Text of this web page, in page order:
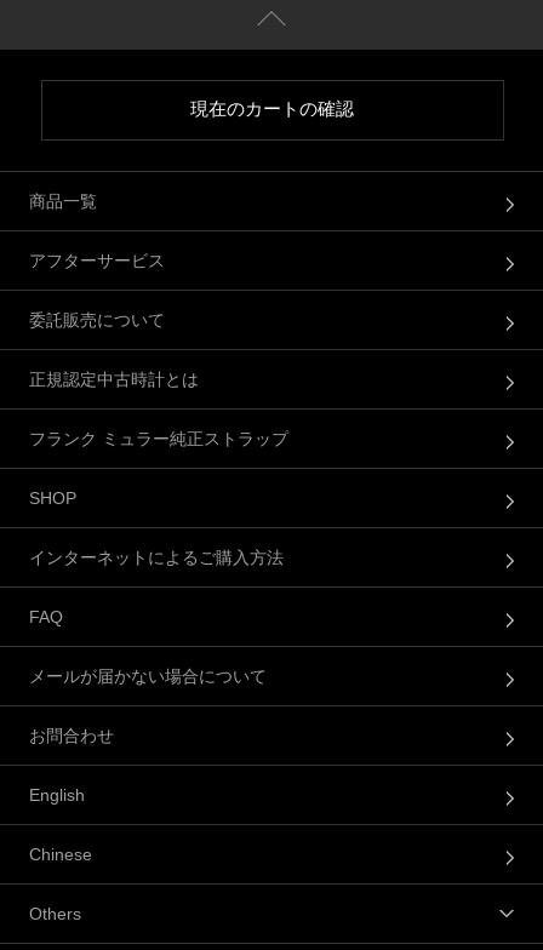
現在のカートの確認
商品一覧
アフターサービス
委託販売について
正規認定中古時計とは
フランク ミュラー純正ストラップ
SHOP
インターネットによるご購入方法
FAQ
メールが届かない場合について
お問合わせ
English
Chinese
Others